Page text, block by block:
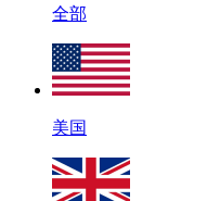
全部
美国